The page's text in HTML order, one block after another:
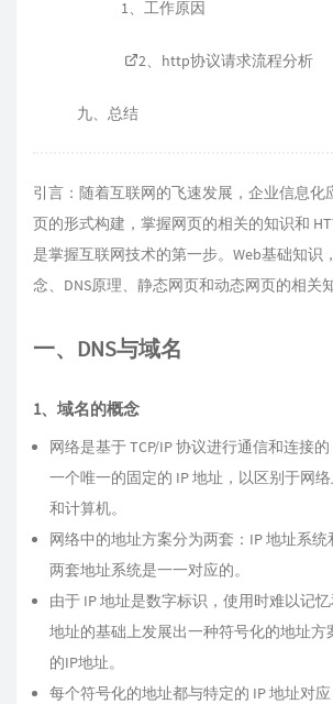
1、工作原因
2、http协议请求流程分析
九、总结
引言：随着互联网的飞速发展，企业信息化
页的形式构建，掌握网页的相关的知识和
是掌握互联网技术的第一步。Web基础知识
念、DNS原理、静态网页和动态网页的相关知
一、DNS与域名
1、域名的概念
网络是基于 TCP/IP 协议进行通信和连接
一个唯一的固定的 IP 地址，以区别于网
和计算机。
网络中的地址方案分为两套：IP 地址系统
两套地址系统是一一对应的。
由于 IP 地址是数字标识，使用时难以记
地址的基础上发展出一种符号化的地址方
的IP地址。
每个符号化的地址都与特定的 IP 地址对